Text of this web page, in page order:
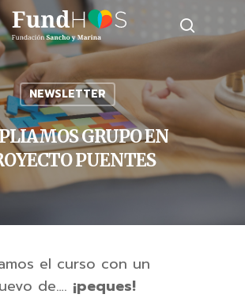
search
NEWSLETTER
GRUPO EN
PUENTES
el curso con un
de…. ¡peques!